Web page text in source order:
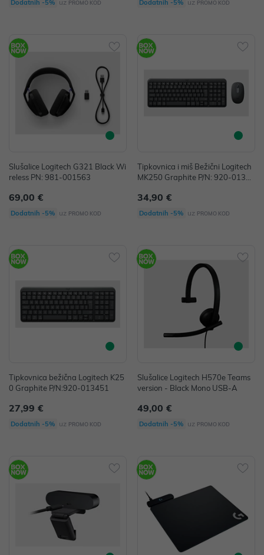
Dodatnih -5% uz PROMO KOD Dodatnih -5% uz PROMO KOD
Slušalice Logitech G321 Black Wi
reless PN: 981-001563
69,00 €
Dodatnih -5% uz PROMO KOD
Tipkovnica i miš Bežični Logitech
MK250 Graphite P/N: 920-01351
34,90 €
Dodatnih -5% uz PROMO KOD
Tipkovnica bežična Logitech K25
0 Graphite P/N:920-013451
27,99 €
Dodatnih -5% uz PROMO KOD
Slušalice Logitech H570e Teams
version - Black Mono USB-A
49,00 €
Dodatnih -5% uz PROMO KOD